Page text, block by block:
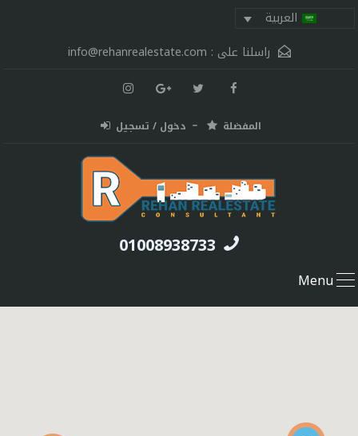
العربية
راسلنا على :info@rehanrealestate.com
المفضلة دخول / تسجيل
01008938733
Menu